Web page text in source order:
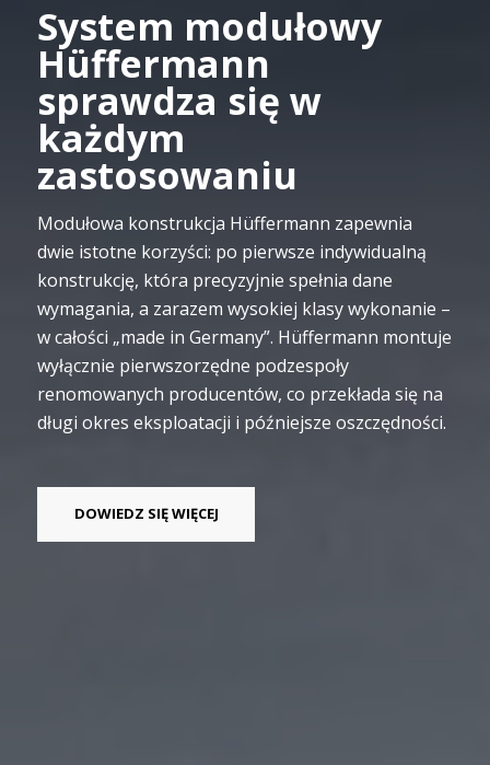
System modułowy
Hüffermann
sprawdza się w
każdym
zastosowaniu
Modułowa konstrukcja Hüffermann zapewnia
dwie istotne korzyści: po pierwsze indywidualną
konstrukcję, która precyzyjnie spełnia dane
wymagania, a zarazem wysokiej klasy wykonanie –
w całości „made in Germany”. Hüffermann montuje
wyłącznie pierwszorzędne podzespoły
renomowanych producentów, co przekłada się na
długi okres eksploatacji i późniejsze oszczędności.
DOWIEDZ SIĘ WIĘCEJ